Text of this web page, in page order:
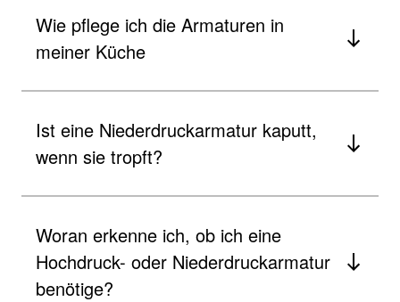
Wie pflege ich die Armaturen in
meiner Küche
Ist eine Niederdruckarmatur kaputt,
wenn sie tropft?
Woran erkenne ich, ob ich eine
Hochdruck- oder Niederdruckarmatur
benötige?